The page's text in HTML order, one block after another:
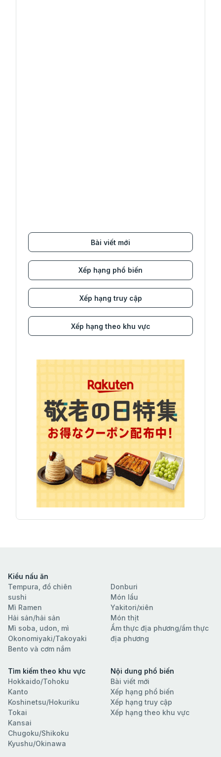
Bài viết mới
Xếp hạng phổ biến
Xếp hạng truy cập
Xếp hạng theo khu vực
Kiểu nấu ăn
Tempura, đồ chiên
sushi
Mì Ramen
Hải sản/hải sản
Mì soba, udon, mì
Okonomiyaki/Takoyaki
Bento và cơm nắm
Donburi
Món lẩu
Yakitori/xiên
Món thịt
Ẩm thực địa phương/ẩm thực
địa phương
Tìm kiếm theo khu vực
Hokkaido/Tohoku
Kanto
Koshinetsu/Hokuriku
Tokai
Kansai
Chugoku/Shikoku
Kyushu/Okinawa
Nội dung phổ biến
Bài viết mới
Xếp hạng phổ biến
Xếp hạng truy cập
Xếp hạng theo khu vực